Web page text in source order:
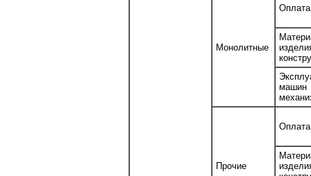
Монолитные
Прочие